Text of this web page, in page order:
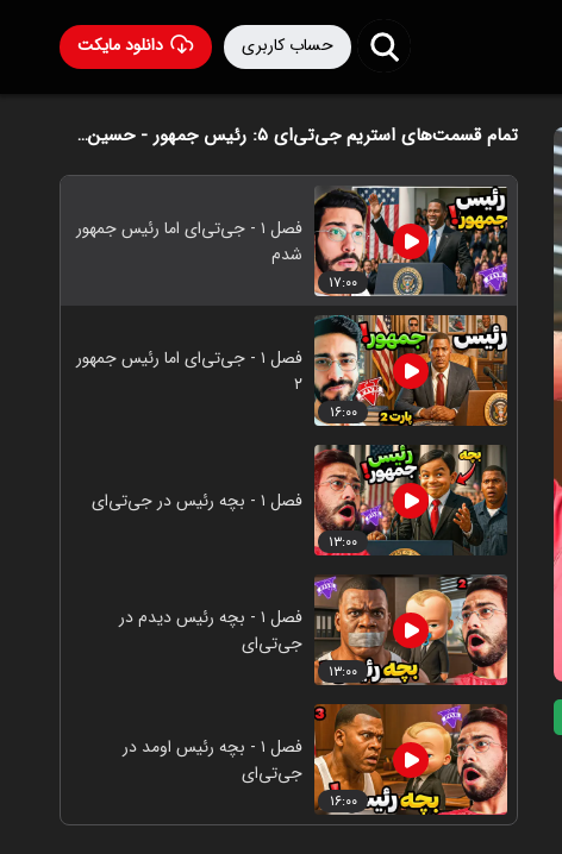
دانلود مایکت حساب کاربری
تمام قسمت‌های استریم جی‌تی‌ای ۵: رئیس‌ جمهور - حسین آرتی‌جی
۱۷:۰۰
فصل ۱ - جی‌تی‌ای اما رئیس جمهور
شدم
۱۶:۰۰
فصل ۱ - جی‌تی‌ای اما رئیس جمهور
۲
۱۳:۰۰
فصل ۱ - بچه رئیس در جی‌تی‌ای
۱۳:۰۰
فصل ۱ - بچه رئیس دیدم در
جی‌تی‌ای
۱۶:۰۰
فصل ۱ - بچه رئیس اومد در
جی‌تی‌ای